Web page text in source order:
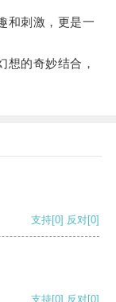
刺激，更是一
的奇妙结合，
支持[0] 反对[0]
支持[0] 反对[0]